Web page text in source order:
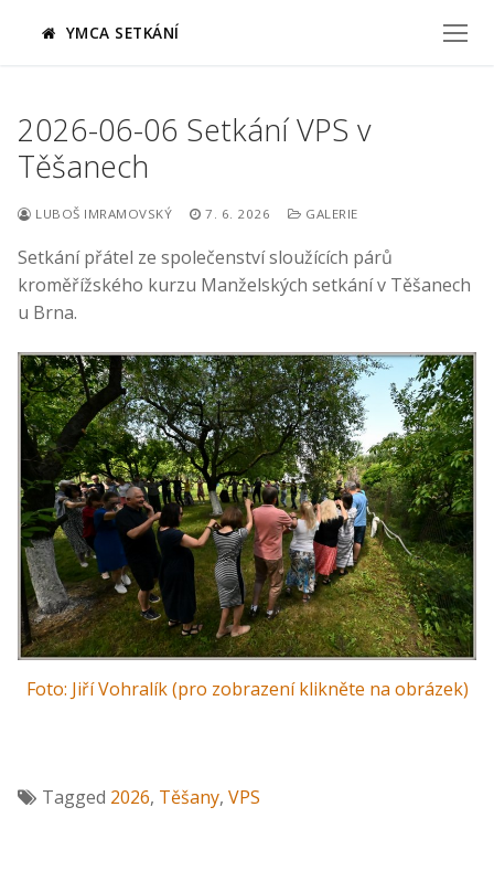
YMCA SETKÁNÍ
2026-06-06 Setkání VPS v
Těšanech
LUBOŠ IMRAMOVSKÝ 7. 6. 2026 GALERIE
Setkání přátel ze společenství sloužících párů
kroměřížského kurzu Manželských setkání v Těšanech
u Brna.
Foto: Jiří Vohralík (pro zobrazení klikněte na obrázek)
Tagged 2026, Těšany, VPS